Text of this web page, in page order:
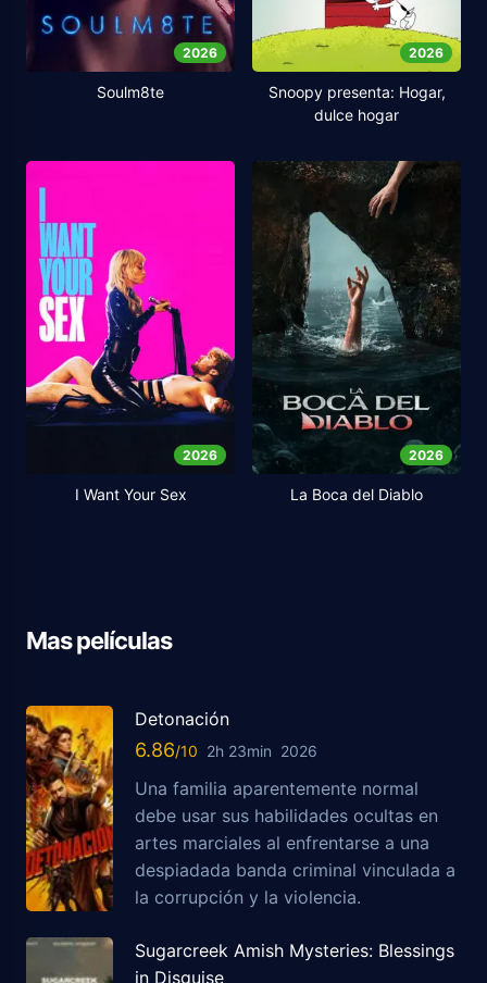
2026
Soulm8te
2026
Snoopy presenta: Hogar,
dulce hogar
2026
I Want Your Sex
2026
La Boca del Diablo
Mas películas
Detonación
6.86 2h 23min 2026
Una familia aparentemente normal
debe usar sus habilidades ocultas en
artes marciales al enfrentarse a una
despiadada banda criminal vinculada a
la corrupción y la violencia.
Sugarcreek Amish Mysteries: Blessings
in Disguise